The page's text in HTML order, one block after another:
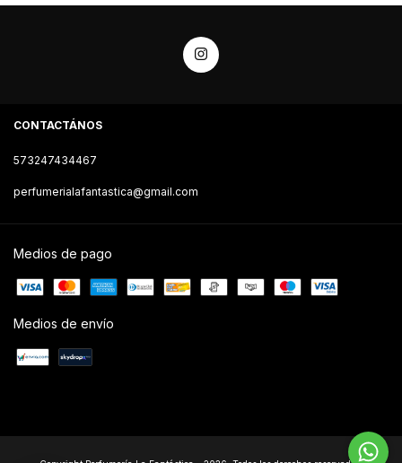
CONTACTÁNOS
573247434467
perfumerialafantastica@gmail.com
Medios de pago
Medios de envío